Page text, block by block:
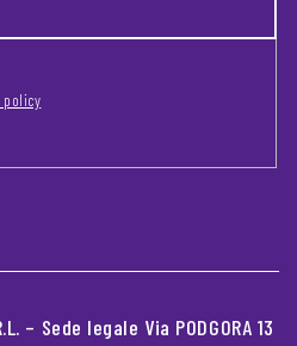
policy
– Sede legale Via PODGORA 13